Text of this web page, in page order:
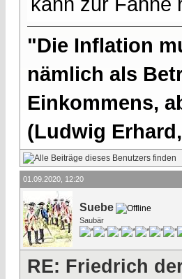
"Die Inflation
nämlich als
Einkommens,
(Ludwig
01.09.2020, 12:20
Suebe
Saubär
RE: Friedrich